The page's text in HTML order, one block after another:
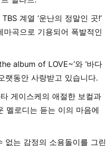
계열 ‘운난의 정말인 곳!’
마곡으로 기용되어 폭발적인
album of LOVE~’와 ‘바다
랫동안 사랑받고 있습니다.
게이스케의 애절한 보컬과
멜로디는 듣는 이의 마음에
없는 감정의 소용돌이를 그린